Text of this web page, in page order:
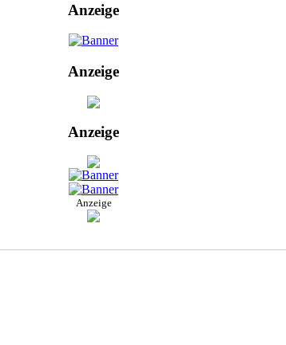
Anzeige
Anzeige
Anzeige
Anzeige